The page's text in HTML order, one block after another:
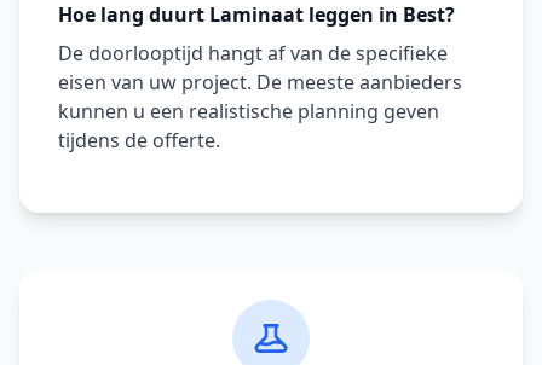
Hoe lang duurt Laminaat leggen in Best?
De doorlooptijd hangt af van de specifieke
eisen van uw project. De meeste aanbieders
kunnen u een realistische planning geven
tijdens de offerte.